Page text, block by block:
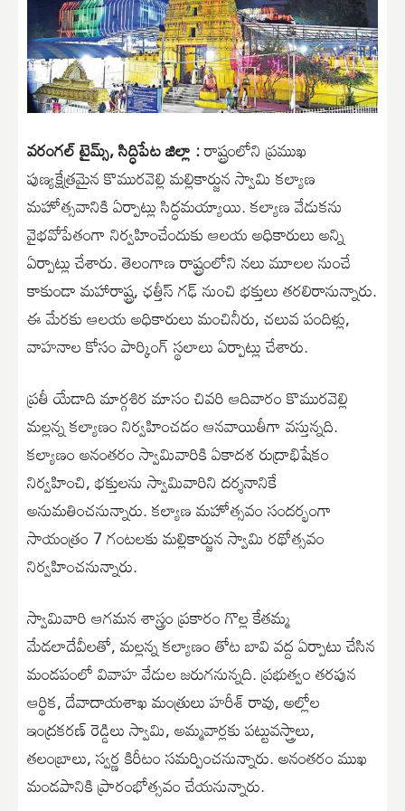
వరంగల్ టైమ్స్, సిద్ధిపేట జిల్లా :రాష్ట్రంలోని ప్రముఖ
పుణ్యక్షేత్రమైన కొమురవెల్లి మల్లికార్జున స్వామి కల్యాణ
మహోత్సవానికి ఏర్పాట్లు సిద్ధమయ్యాయి. కల్యాణ వేడుకను
వైభవోపేతంగా నిర్వహించేందుకు ఆలయ అధికారులు అన్ని
ఏర్పాట్లు చేశారు. తెలంగాణ రాష్ట్రంలోని నలు మూలల నుంచే
కాకుండా మహారాష్ట్ర, ఛత్తీస్ గఢ్ నుంచి భక్తులు తరలిరానున్నారు.
ఈ మేరకు ఆలయ అధికారులు మంచినీరు, చలువ పందిళ్లు,
వాహనాల కోసం పార్కింగ్ స్థలాలు ఏర్పాట్లు చేశారు.
ప్రతీ యేడాది మార్గశిర మాసం చివరి ఆదివారం కొమురవెల్లి
మల్లన్న కల్యాణం నిర్వహించడం ఆనవాయితీగా వస్తున్నది.
కల్యాణం అనంతరం స్వామివారికి ఏకాదశ రుద్రాభిషేకం
నిర్వహించి, భక్తులను స్వామివారిని దర్శనానికే
అనుమతించనున్నారు. కల్యాణ మహోత్సవం సందర్భంగా
సాయంత్రం 7 గంటలకు మల్లికార్జున స్వామి రథోత్సవం
నిర్వహించనున్నారు.
స్వామివారి ఆగమన శాస్త్రం ప్రకారం గొల్ల కేతమ్మ
మేడలాదేవీలతో, మల్లన్న కల్యాణం తోట బావి వద్ద ఏర్పాటు చేసిన
మండపంలో వివాహ వేడుల జరుగనున్నది. ప్రభుత్వం తరపున
ఆర్థిక, దేవాదాయశాఖ మంత్రులు హరీశ్ రావు, అల్లోల
ఇంద్రకరణ్ రెడ్డిలు స్వామి, అమ్మవార్లకు పట్టువస్త్రాలు,
తలంబ్రాలు, స్వర్ణ కిరీటం సమర్పించనున్నారు. అనంతరం ముఖ
మండపానికి ప్రారంభోత్సవం చేయనున్నారు.